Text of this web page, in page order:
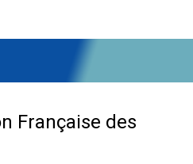
Française des